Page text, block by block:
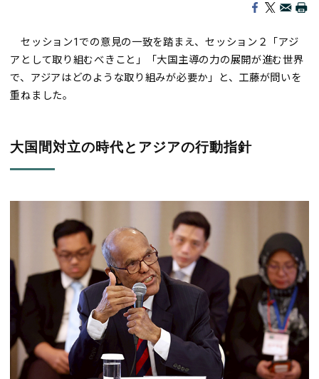
セッション1での意見の一致を踏まえ、セッション２「アジ
アとして取り組むべきこと」「大国主導の力の展開が進む世界
で、アジアはどのような取り組みが必要か」と、工藤が問いを
重ねました。
大国間対立の時代とアジアの行動指針